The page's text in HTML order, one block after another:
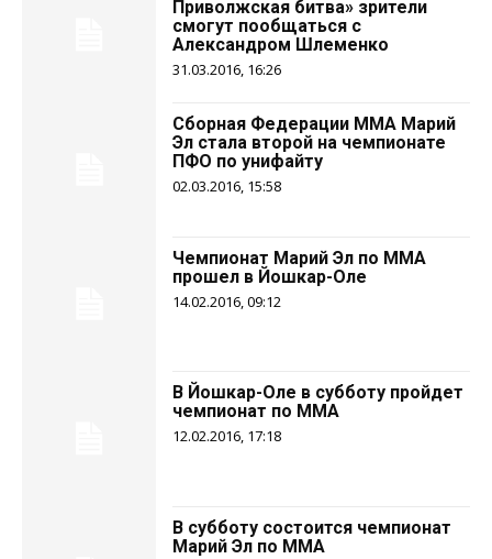
Приволжская битва» зрители
смогут пообщаться с
Александром Шлеменко
31.03.2016, 16:26
Сборная Федерации ММА Марий
Эл стала второй на чемпионате
ПФО по унифайту
02.03.2016, 15:58
Чемпионат Марий Эл по ММА
прошел в Йошкар-Оле
14.02.2016, 09:12
В Йошкар-Оле в субботу пройдет
чемпионат по ММА
12.02.2016, 17:18
В субботу состоится чемпионат
Марий Эл по ММА